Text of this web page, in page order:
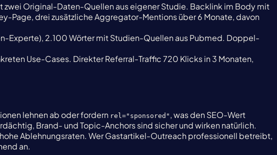
Original-Daten-Quellen aus eigener Studie. Backlink im Body mit
Page, drei zusätzliche Aggregator-Mentions über 6 Monate, davon
Experte), 2.100 Wörter mit Studien-Quellen aus Pubmed. Doppel-
Use-Cases. Direkter Referral-Traffic 720 Klicks in 3 Monaten,
lehnen ab oder fordern rel="sponsored" , was den SEO-Wert
Brand- und Topic-Anchors sind sicher und wirken natürlich.
Ablehnungsraten. Wer Gastartikel-Outreach professionell betreibt,
an.